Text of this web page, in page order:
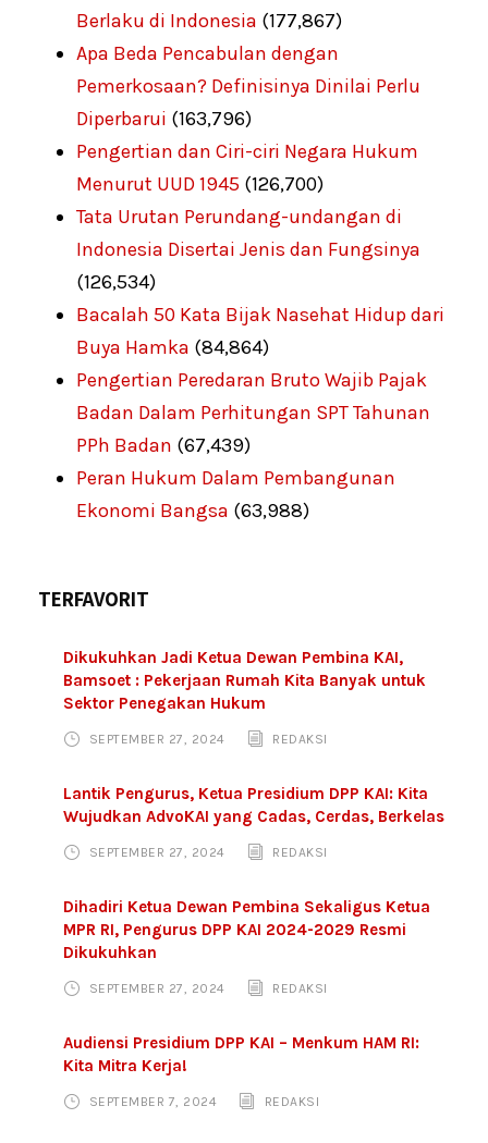
Berlaku di Indonesia (177,867)
Apa Beda Pencabulan dengan
Pemerkosaan? Definisinya Dinilai Perlu
Diperbarui (163,796)
Pengertian dan Ciri-ciri Negara Hukum
Menurut UUD 1945 (126,700)
Tata Urutan Perundang-undangan di
Indonesia Disertai Jenis dan Fungsinya
(126,534)
Bacalah 50 Kata Bijak Nasehat Hidup dari
Buya Hamka (84,864)
Pengertian Peredaran Bruto Wajib Pajak
Badan Dalam Perhitungan SPT Tahunan
PPh Badan (67,439)
Peran Hukum Dalam Pembangunan
Ekonomi Bangsa (63,988)
TERFAVORIT
Dikukuhkan Jadi Ketua Dewan Pembina KAI,
Bamsoet : Pekerjaan Rumah Kita Banyak untuk
Sektor Penegakan Hukum
SEPTEMBER 27, 2024 REDAKSI
Lantik Pengurus, Ketua Presidium DPP KAI: Kita
Wujudkan AdvoKAI yang Cadas, Cerdas, Berkelas
SEPTEMBER 27, 2024 REDAKSI
Dihadiri Ketua Dewan Pembina Sekaligus Ketua
MPR RI, Pengurus DPP KAI 2024-2029 Resmi
Dikukuhkan
SEPTEMBER 27, 2024 REDAKSI
Audiensi Presidium DPP KAI – Menkum HAM RI:
Kita Mitra Kerja!
SEPTEMBER 7, 2024 REDAKSI